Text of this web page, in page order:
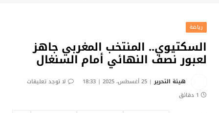
رياضة
السكتيوي.. المنتخب المغربي جاهز
لعبور نصف النهائي أمام السنغال
هيئة التحرير 25 أغسطس، 2025 | 18:33
لا توجد تعليقات
1 دقائق